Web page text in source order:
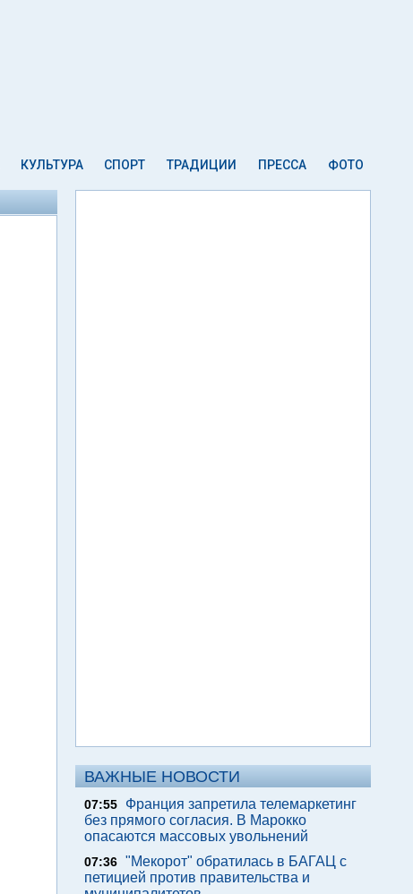
КУЛЬТУРА СПОРТ ТРАДИЦИИ ПРЕССА ФОТО
ВАЖНЫЕ НОВОСТИ
07:55
Франция запретила телемаркетинг
без прямого согласия. В Марокко
опасаются массовых увольнений
07:36 "Мекорот" обратилась в БАГАЦ с
петицией против правительства и